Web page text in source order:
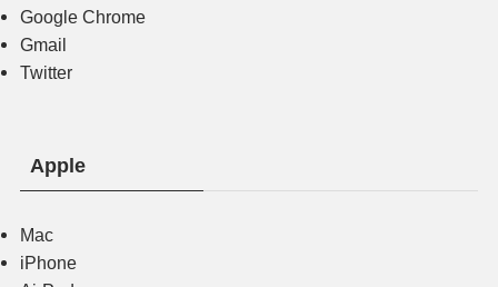
Google Chrome
Gmail
Twitter
Apple
Mac
iPhone